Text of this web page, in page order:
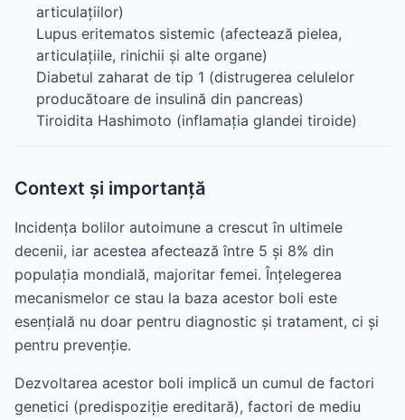
articulațiilor)
Lupus eritematos sistemic (afectează pielea,
articulațiile, rinichii și alte organe)
Diabetul zaharat de tip 1 (distrugerea celulelor
producătoare de insulină din pancreas)
Tiroidita Hashimoto (inflamația glandei tiroide)
Context și importanță
Incidența bolilor autoimune a crescut în ultimele
decenii, iar acestea afectează între 5 și 8% din
populația mondială, majoritar femei. Înțelegerea
mecanismelor ce stau la baza acestor boli este
esențială nu doar pentru diagnostic și tratament, ci și
pentru prevenție.
Dezvoltarea acestor boli implică un cumul de factori
genetici (predispoziție ereditară), factori de mediu